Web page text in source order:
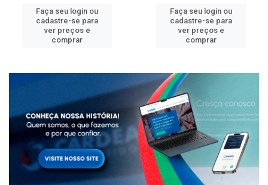
Faça seu login ou
cadastre-se para
ver preços e
comprar
Faça seu login ou
cadastre-se para
ver preços e
comprar